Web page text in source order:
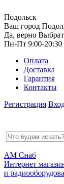
Подольск
Ваш город
Да, верно
Пн-Пт 9:00-20:30
Оплата
Доставка
Гарантия
Контакты
Регистрация
АМ Снаб
Интернет
и